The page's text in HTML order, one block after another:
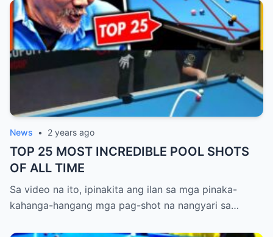
News • 2 years ago
TOP 25 MOST INCREDIBLE POOL SHOTS
OF ALL TIME
Sa video na ito, ipinakita ang ilan sa mga pinaka-
kahanga-hangang mga pag-shot na nangyari sa…